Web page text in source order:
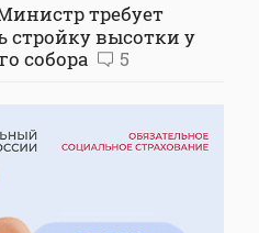
требует
стройку высотки у
собора
5